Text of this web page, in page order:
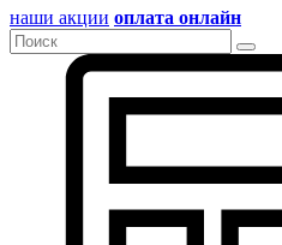
наши акции оплата онлайн